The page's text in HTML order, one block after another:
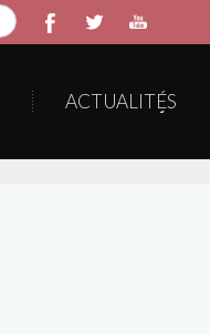
ACTUALITÉS